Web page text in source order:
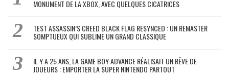
MONUMENT DE LA XBOX, AVEC QUELQUES CICATRICES
TEST ASSASSIN’S CREED BLACK FLAG RESYNCED : UN REMASTER
SOMPTUEUX QUI SUBLIME UN GRAND CLASSIQUE
IL Y A 25 ANS, LA GAME BOY ADVANCE RÉALISAIT UN RÊVE DE
JOUEURS : EMPORTER LA SUPER NINTENDO PARTOUT